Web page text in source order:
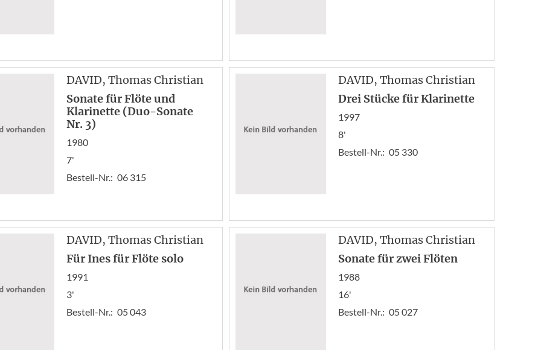
DAVID, Thomas Christian
Sonate für Flöte und
Klarinette (Duo-Sonate
Nr. 3)
1980
7'
Bestell-Nr.: 06 315
DAVID, Thomas Christian
Drei Stücke für Klarinette
1997
8'
Bestell-Nr.: 05 330
DAVID, Thomas Christian
Für Ines für Flöte solo
1991
3'
Bestell-Nr.: 05 043
DAVID, Thomas Christian
Sonate für zwei Flöten
1988
16'
Bestell-Nr.: 05 027